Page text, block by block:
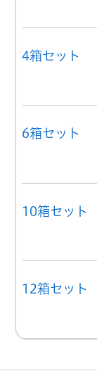
4箱セット
6箱セット
10箱セット
12箱セット